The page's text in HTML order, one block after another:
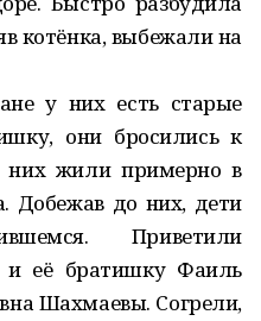
котёнка, выбежали на
у них есть старые
они бросились к
них жили примерно в
Добежав до них, дети
Приветили
и её братишку Фаиль
Шахмаевы. Согрели,